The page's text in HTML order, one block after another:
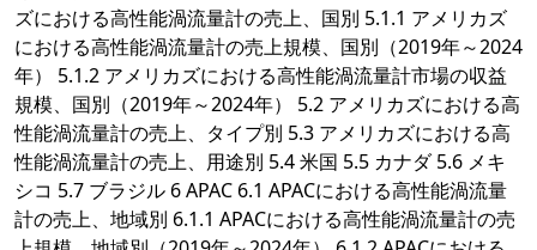
ズにおける高性能渦流量計の売上、国別 5.1.1 アメリカズ
における高性能渦流量計の売上規模、国別（2019年～2024
年） 5.1.2 アメリカズにおける高性能渦流量計市場の収益
規模、国別（2019年～2024年） 5.2 アメリカズにおける高
性能渦流量計の売上、タイプ別 5.3 アメリカズにおける高
性能渦流量計の売上、用途別 5.4 米国 5.5 カナダ 5.6 メキ
シコ 5.7 ブラジル 6 APAC 6.1 APACにおける高性能渦流量
計の売上、地域別 6.1.1 APACにおける高性能渦流量計の売